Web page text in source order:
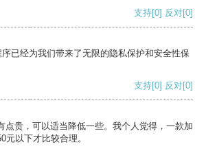
支持[0] 反对[0]
已经为我们带来了无限的隐私保护和安全性保
支持[0] 反对[0]
点贵，可以适当降低一些。我个人觉得，一款加
元以下才比较合理。